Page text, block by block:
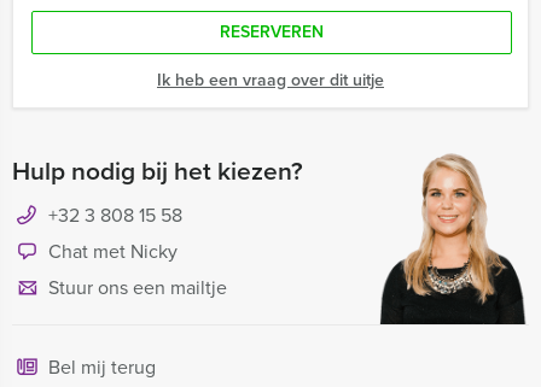
RESERVEREN
Ik heb een vraag over dit uitje
Hulp nodig bij het kiezen?
+32 3 808 15 58
Chat met Nicky
Stuur ons een mailtje
Bel mij terug